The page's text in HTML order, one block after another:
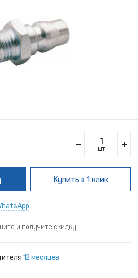
шт
Купить в 1 клик
и получите скидку!
12 месяцев